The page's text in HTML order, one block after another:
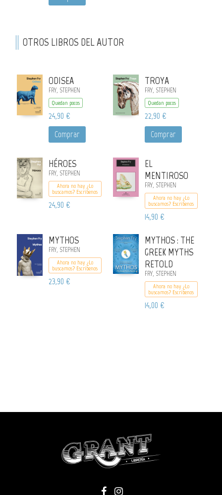
OTROS LIBROS DEL AUTOR
ODISEA
FRY, STEPHEN
Quedan pocos
24,90 €
Comprar
TROYA
FRY, STEPHEN
Quedan pocos
22,90 €
Comprar
HÉROES
FRY, STEPHEN
Ahora no hay ¿Lo
buscamos? Escribenos
24,90 €
EL
MENTIROSO
FRY, STEPHEN
Ahora no hay ¿Lo
buscamos? Escribenos
14,90 €
MYTHOS
FRY, STEPHEN
Ahora no hay ¿Lo
buscamos? Escribenos
23,90 €
MYTHOS : THE
GREEK MYTHS
RETOLD
FRY, STEPHEN
Ahora no hay ¿Lo
buscamos? Escribenos
14,00 €